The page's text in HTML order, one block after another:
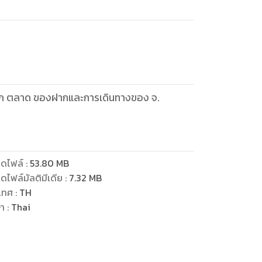
.
ไฟล์: 53.80 MB
ไฟล์มัลติมีเดีย : 7.32 MB
ทศ : TH
: Thai